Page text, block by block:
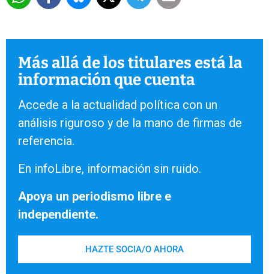
Más allá de los titulares está la
información que cuenta
Accede a la actualidad política con un
análisis riguroso y de la mano de firmas de
referencia.
En infoLibre, información sin ruido.
Apoya un periodismo libre e
independiente.
HAZTE SOCIA/O AHORA